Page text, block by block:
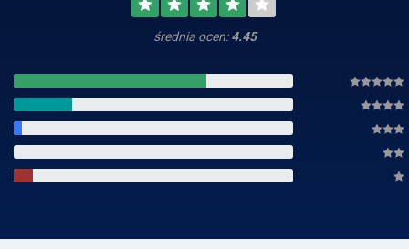
średnia ocen:4.45